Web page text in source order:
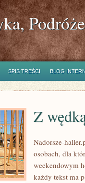
Podróże
SPIS TREŚCI BLOG
Z
Nadorsze-
osobach, dla
weekendowym
każdy tekst ma